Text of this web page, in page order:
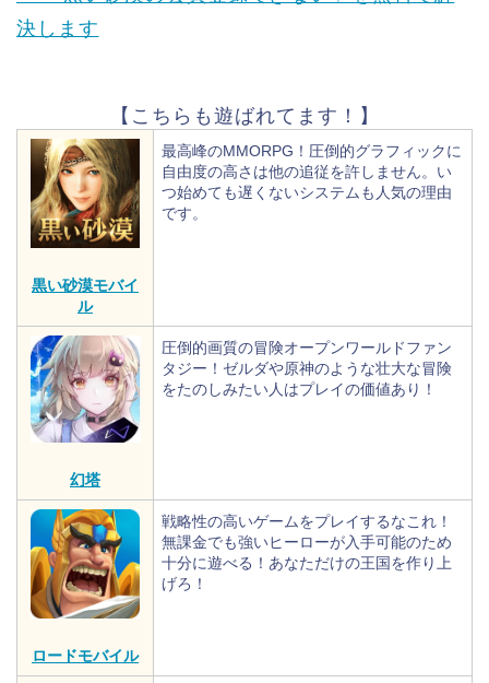
決します
【こちらも遊ばれてます！】
黒い砂漠モバイ
ル
最高峰のMMORPG！圧倒的グラフィックに
自由度の高さは他の追従を許しません。い
つ始めても遅くないシステムも人気の理由
です。
幻塔
圧倒的画質の冒険オープンワールドファン
タジー！ゼルダや原神のような壮大な冒険
をたのしみたい人はプレイの価値あり！
ロードモバイル
戦略性の高いゲームをプレイするなこれ！
無課金でも強いヒーローが入手可能のため
十分に遊べる！あなただけの王国を作り上
げろ！